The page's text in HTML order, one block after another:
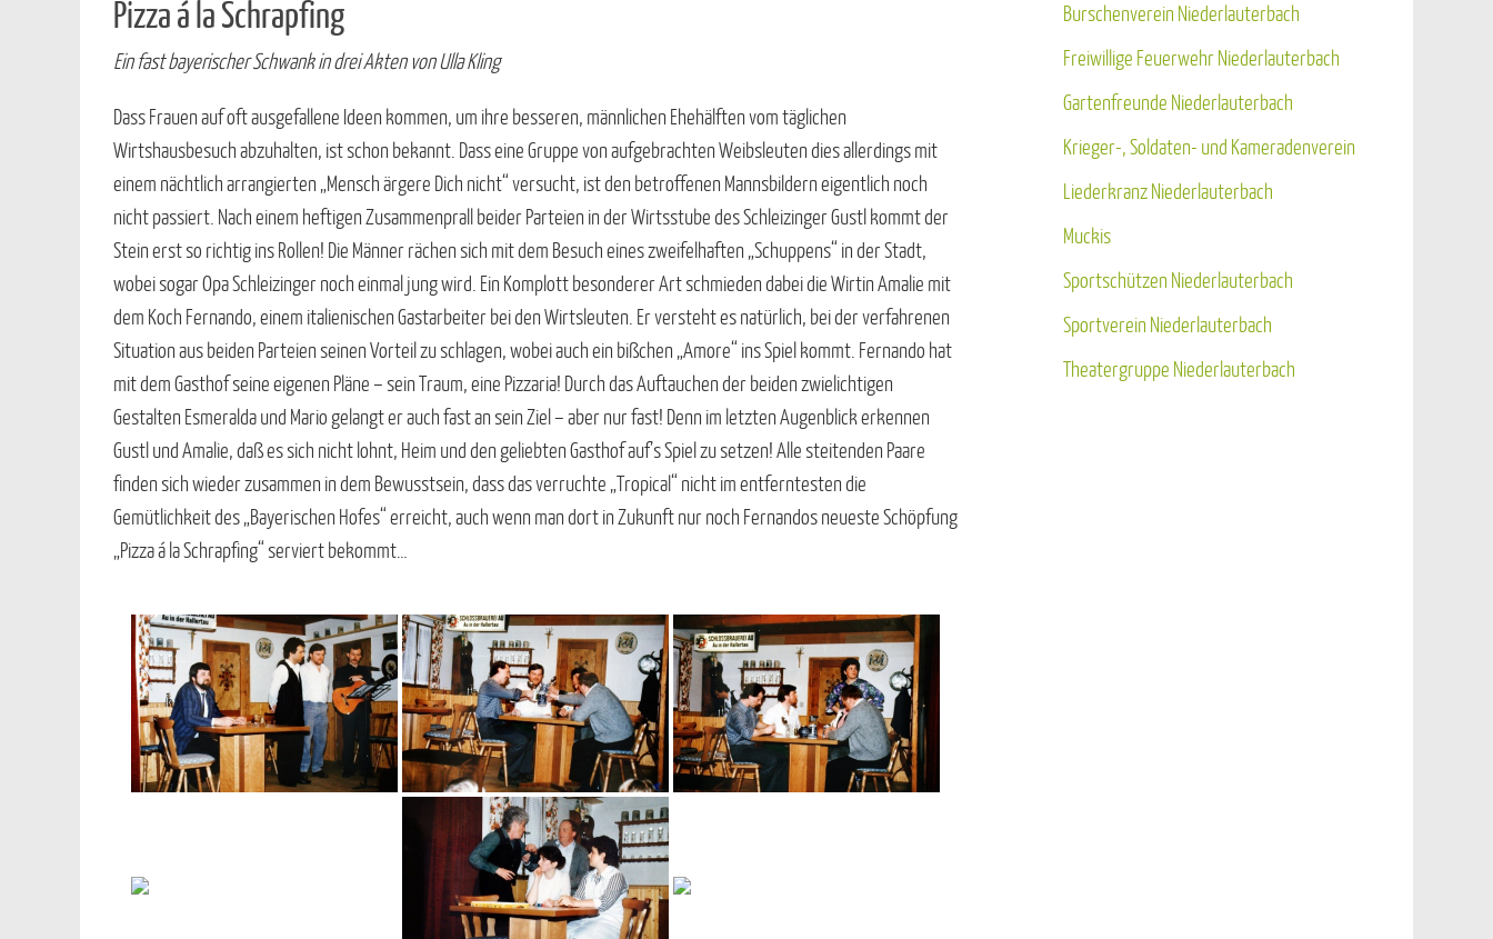
Pizza á la Schrapfing
Ein fast bayerischer Schwank in drei Akten von Ulla Kling
Dass Frauen auf oft ausgefallene Ideen kommen, um ihre besseren, männlichen Ehehälften vom täglichen
Wirtshausbesuch abzuhalten, ist schon bekannt. Dass eine Gruppe von aufgebrachten Weibsleuten dies allerdings mit
einem nächtlich arrangierten „Mensch ärgere Dich nicht“ versucht, ist den betroffenen Mannsbildern eigentlich noch
nicht passiert. Nach einem heftigen Zusammenprall beider Parteien in der Wirtsstube des Schleizinger Gustl kommt der
Stein erst so richtig ins Rollen! Die Männer rächen sich mit dem Besuch eines zweifelhaften „Schuppens“ in der Stadt,
wobei sogar Opa Schleizinger noch einmal jung wird. Ein Komplott besonderer Art schmieden dabei die Wirtin Amalie mit
dem Koch Fernando, einem italienischen Gastarbeiter bei den Wirtsleuten. Er versteht es natürlich, bei der verfahrenen
Situation aus beiden Parteien seinen Vorteil zu schlagen, wobei auch ein bißchen „Amore“ ins Spiel kommt. Fernando hat
mit dem Gasthof seine eigenen Pläne – sein Traum, eine Pizzaria! Durch das Auftauchen der beiden zwielichtigen
Gestalten Esmeralda und Mario gelangt er auch fast an sein Ziel – aber nur fast! Denn im letzten Augenblick erkennen
Gustl und Amalie, daß es sich nicht lohnt, Heim und den geliebten Gasthof auf’s Spiel zu setzen! Alle steitenden Paare
finden sich wieder zusammen in dem Bewusstsein, dass das verruchte „Tropical“ nicht im entferntesten die
Gemütlichkeit des „Bayerischen Hofes“ erreicht, auch wenn man dort in Zukunft nur noch Fernandos neueste Schöpfung
„Pizza á la Schrapfing“ serviert bekommt…
Burschenverein Niederlauterbach
Freiwillige Feuerwehr Niederlauterbach
Gartenfreunde Niederlauterbach
Krieger-, Soldaten- und Kameradenverein
Liederkranz Niederlauterbach
Muckis
Sportschützen Niederlauterbach
Sportverein Niederlauterbach
Theatergruppe Niederlauterbach